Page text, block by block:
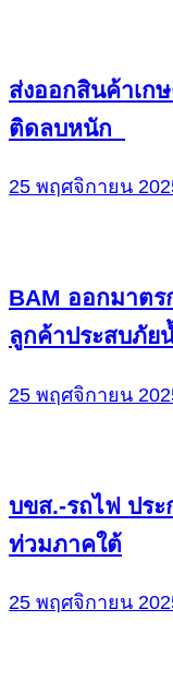
ส่งออกสินค้าเก
ติดลบหนัก
25 พฤศจิกายน
BAM ออกมาตร
ลูกค้าประสบภัย
25 พฤศจิกายน
บขส.-รถไฟ ประ
ท่วมภาคใต้
25 พฤศจิกายน